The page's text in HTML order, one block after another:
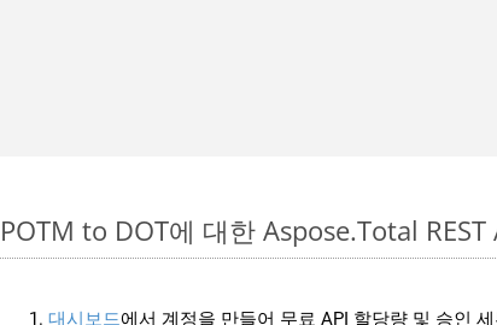
POTM to DOT에 대한 Aspose.Total
대시보드에서 계정을 만들어 무료 API 할당량 및 승인